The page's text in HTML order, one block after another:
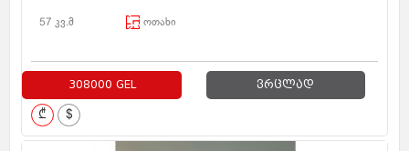
57 კვ.მ ოთახი
308000 GEL ვრცლად
₾ $